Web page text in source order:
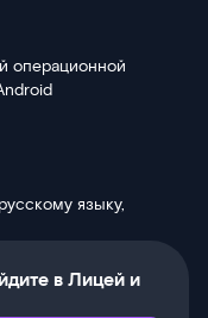
операционной
языку,
в Лицей и